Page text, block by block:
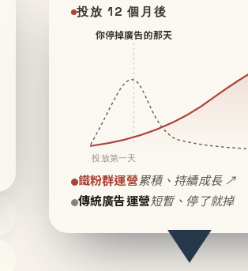
投放 12 個月後
你停掉廣告的那天
投放第一天
鐵粉群運營累積、持續成長 ↗
傳統廣告運營短暫、停了就掉